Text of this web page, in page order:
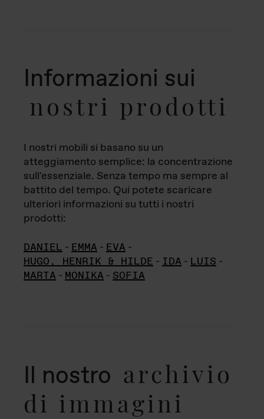
Informazioni sui
nostri prodotti
I nostri mobili si basano su un
atteggiamento semplice: la concentrazione
sull'essenziale. Senza tempo ma sempre al
battito del tempo. Qui potete scaricare
ulteriori informazioni su tutti i nostri
prodotti:
DANIEL - EMMA - EVA -
HUGO, HENRIK & HILDE - IDA - LUIS -
MARTA - MONIKA - SOFIA
Il nostro archivio
di immagini